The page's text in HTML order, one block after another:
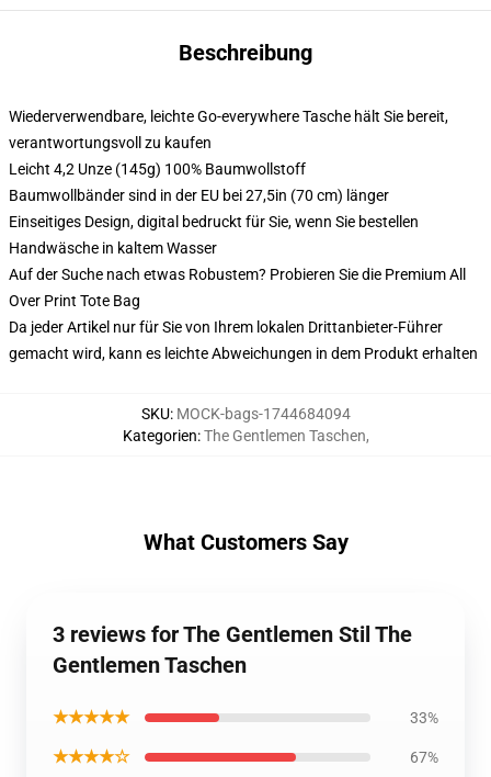
Beschreibung
Wiederverwendbare, leichte Go-everywhere Tasche hält Sie bereit,
verantwortungsvoll zu kaufen
Leicht 4,2 Unze (145g) 100% Baumwollstoff
Baumwollbänder sind in der EU bei 27,5in (70 cm) länger
Einseitiges Design, digital bedruckt für Sie, wenn Sie bestellen
Handwäsche in kaltem Wasser
Auf der Suche nach etwas Robustem? Probieren Sie die Premium All
Over Print Tote Bag
Da jeder Artikel nur für Sie von Ihrem lokalen Drittanbieter-Führer
gemacht wird, kann es leichte Abweichungen in dem Produkt erhalten
SKU: MOCK-bags-1744684094
Kategorien:The Gentlemen Taschen,
What Customers Say
3 reviews for The Gentlemen Stil The
Gentlemen Taschen
★★★★★ 33%
★★★★☆ 67%